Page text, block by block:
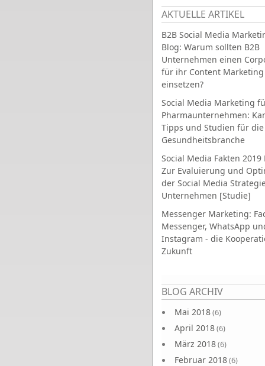
AKTUELLE ARTIKEL
B2B Social Media
Blog: Warum sollten B2B
Unternehmen einen
für ihr Content Marketing
einsetzen?
Social Media Marketing
Pharmaunternehmen:
Tipps und Studien für die
Gesundheitsbranche
Social Media Fakten 2019
Zur Evaluierung und
der Social Media
Unternehmen [Studie]
Messenger Marketing:
Messenger, WhatsApp
Instagram - die
Zukunft
BLOG ARCHIV
Mai 2018(6)
April 2018(6)
März 2018(6)
Februar 2018(6)
Seiten